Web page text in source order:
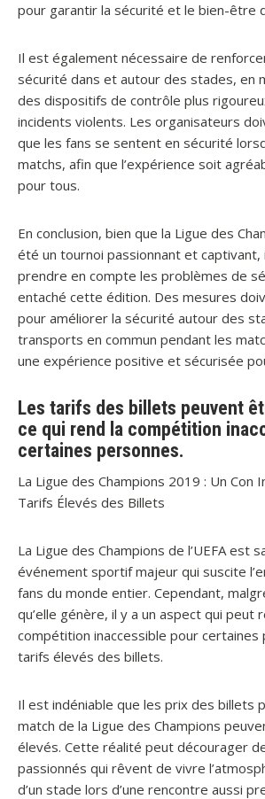
pour garantir la sécurité et le bien-être
Il est également nécessaire de
sécurité dans et autour des stades, en
des dispositifs de contrôle plus
incidents violents. Les organisateurs
que les fans se sentent en sécurité
matchs, afin que l’expérience soit
pour tous.
En conclusion, bien que la Ligue des
été un tournoi passionnant et
prendre en compte les problèmes de
entaché cette édition. Des mesures
pour améliorer la sécurité autour des
transports en commun pendant les
une expérience positive et sécurisée
Les tarifs des billets peuvent
ce qui rend la compétition
certaines personnes.
La Ligue des Champions 2019 : Un Con
Tarifs Élevés des Billets
La Ligue des Champions de l’UEFA est
événement sportif majeur qui suscite
fans du monde entier. Cependant,
qu’elle génère, il y a un aspect qui peut
compétition inaccessible pour certaines
tarifs élevés des billets.
Il est indéniable que les prix des billets
match de la Ligue des Champions
élevés. Cette réalité peut décourager
passionnés qui rêvent de vivre
d’un stade lors d’une rencontre aussi